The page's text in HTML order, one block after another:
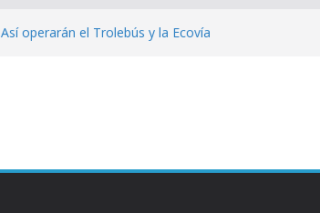
operarán el Trolebús y la Ecovía
sin vida a dos jóvenes quiteños